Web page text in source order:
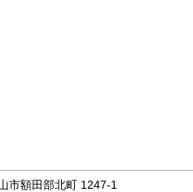
市額田部北町 1247-1